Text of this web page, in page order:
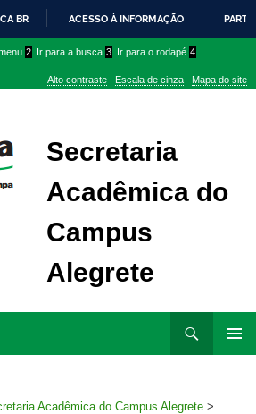
PARA
CONTEÚDO
BR ACESSO À INFORMAÇÃO
2 Ir para a busca 3 Ir para o rodapé 4
Alto contraste Escala de cinza Mapa do site
Secretaria
Acadêmica do
Campus
Alegrete
Acadêmica do Campus Alegrete >